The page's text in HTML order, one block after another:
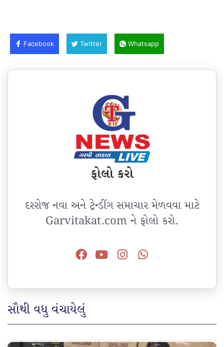
Facebook Twitter Whatsapp
ફોલો કરો
દરરોજ નવા અને ટ્રેન્ડીંગ સમાચાર મેળવવા માટે
Garvitakat.com ને ફોલો કરો.
સૌથી વધુ વંચાયેલું